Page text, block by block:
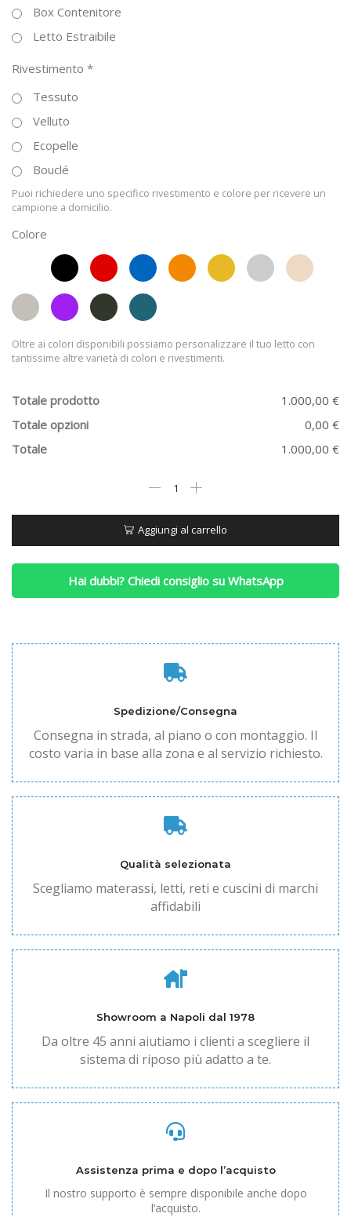
Box Contenitore
Letto Estraibile
Rivestimento *
Tessuto
Velluto
Ecopelle
Bouclé
Puoi richiedere uno specifico rivestimento e colore per ricevere un
campione a domicilio.
Colore
Oltre ai colori disponibili possiamo personalizzare il tuo letto con
tantissime altre varietà di colori e rivestimenti.
Totale prodotto
1.000,00 €
Totale opzioni
0,00 €
Totale
1.000,00 €
Matrimoniale
Collage
quantità
Aggiungi al carrello
Hai dubbi? Chiedi consiglio su WhatsApp
Spedizione/Consegna
Consegna in strada, al piano o con montaggio. Il
costo varia in base alla zona e al servizio richiesto.
Qualità selezionata
Scegliamo materassi, letti, reti e cuscini di marchi
affidabili
Showroom a Napoli dal 1978
Da oltre 45 anni aiutiamo i clienti a scegliere il
sistema di riposo più adatto a te.
Assistenza prima e dopo l’acquisto
Il nostro supporto è sempre disponibile anche dopo
l’acquisto.